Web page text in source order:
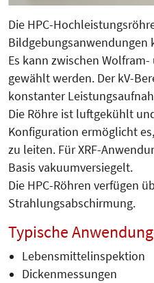
Die HPC-
Bildgebungsanwendungen
Es kann zwischen
gewählt werden. Der kV-
konstanter
Die Röhre ist luftgekühlt
Konfiguration ermöglicht
zu leiten. Für XRF-
Basis vakuumversiegelt.
Die HPC-Röhren verfügen
Strahlungsabschirmung.
Typische
Lebensmittelinspektion
Dickenmessungen